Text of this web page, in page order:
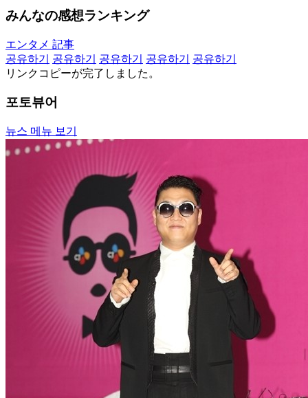
みんなの感想ランキング
エンタメ 記事
공유하기
공유하기 공유하기 공유하기
공유하기
リンクコピーが完了しました。
포토뷰어
뉴스 메뉴 보기